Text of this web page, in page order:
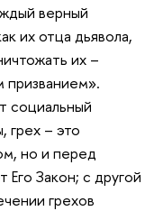
верный
их отца дьявола,
их –
призванием».
социальный
грех – это
но и перед
Закон; с другой
грехов